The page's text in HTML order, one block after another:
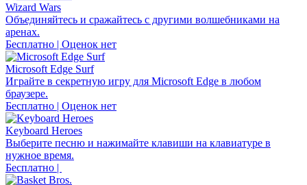
Wizard Wars
Объединяйтесь и сражайтесь с другими волшебниками на
аренах.
Бесплатно | Оценок нет
Microsoft Edge Surf
Играйте в секретную игру для Microsoft Edge в любом
браузере.
Бесплатно | Оценок нет
Keyboard Heroes
Выберите песню и нажимайте клавиши на клавиатуре в
нужное время.
Бесплатно |